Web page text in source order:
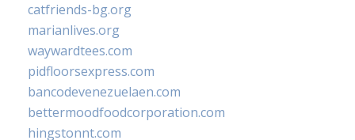
catfriends-bg.org
marianlives.org
waywardtees.com
pidfloorsexpress.com
bancodevenezuelaen.com
bettermoodfoodcorporation.com
hingstonnt.com